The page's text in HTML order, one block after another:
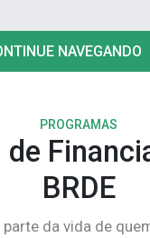
NAVEGANDO
PROGRAMAS
de
BRDE
parte da vida de